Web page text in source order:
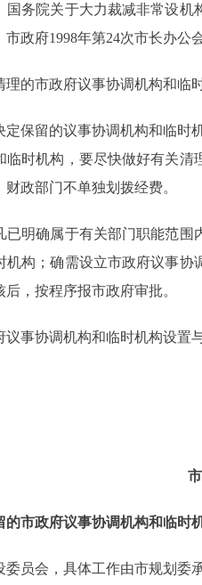
服务
服务
网上接诉即办
院关于大力裁减非常设机
市政府1998年第24次市长办
市政府议事协调机构和临时
留的议事协调机构和临时机
临时机构，要尽快做好有关
政部门不单独划拨经费。
确属于有关部门职能范围
机构；确需设立市政府议事
，按程序报市政府审批。
事协调机构和临时机构设置
的市政府议事协调机构和临时
员会，具体工作由市规划委